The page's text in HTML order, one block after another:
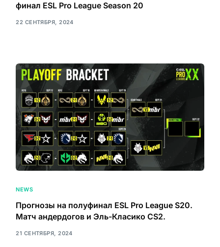
финал ESL Pro League Season 20
22 СЕНТЯБРЯ, 2024
NEWS
Прогнозы на полуфинал ESL Pro League S20.
Матч андердогов и Эль-Класико CS2.
21 СЕНТЯБРЯ, 2024